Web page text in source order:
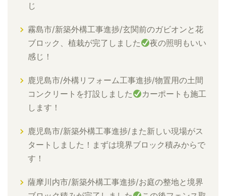
じ
霧島市/新築外構工事進捗/玄関前のガビオンと花
ブロック、植栽が完了しました
夜の照明もいい
感じ！
鹿児島市/外構リフォーム工事進捗/物置用の土間
コンクリートを打設しました
カーポートも施工
します！
鹿児島市/新築外構工事進捗/また新しい現場がス
タートしました！まずは境界ブロック積みからで
す！
薩摩川内市/新築外構工事進捗/お庭の整地と境界